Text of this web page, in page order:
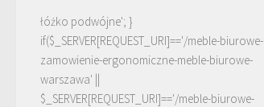
łóżko podwójne'; }
if($_SERVER[REQUEST_URI]=='/meble-biurowe-
zamowienie-ergonomiczne-meble-biurowe-
warszawa' ||
$_SERVER[REQUEST_URI]=='/meble-biurowe-